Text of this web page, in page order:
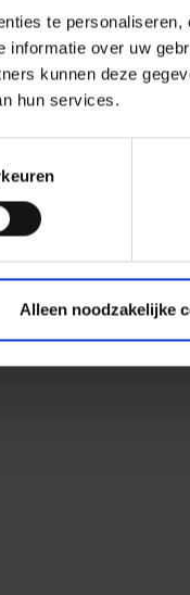
te
informatie over uw
kunnen deze
hun services.
Alleen noodzakelijke